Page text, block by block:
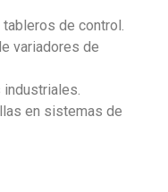
de control.
variadores de
en sistemas de